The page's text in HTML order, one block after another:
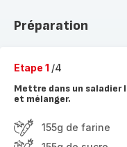
Préparation
Etape 1 /4
Mettre dans un saladier
et mélanger.
155g de farine